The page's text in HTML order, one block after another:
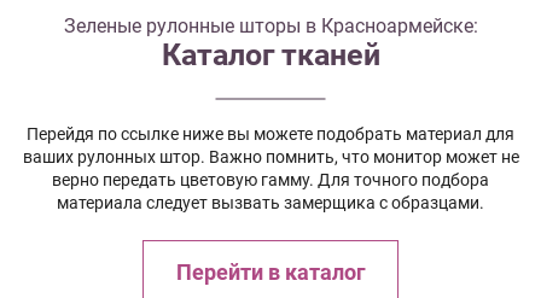
Зеленые рулонные шторы в Красноармейске:
Каталог тканей
Перейдя по ссылке ниже вы можете подобрать материал для
ваших рулонных штор. Важно помнить, что монитор может не
верно передать цветовую гамму. Для точного подбора
материала следует вызвать замерщика с образцами.
Перейти в каталог